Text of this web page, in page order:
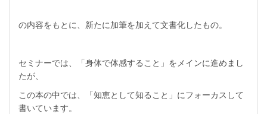
の内容をもとに、新たに加筆を加えて文書化したもの。
セミナーでは、「身体で体感すること」をメインに進めまし
たが、
この本の中では、「知恵として知ること」にフォーカスして
書いています。